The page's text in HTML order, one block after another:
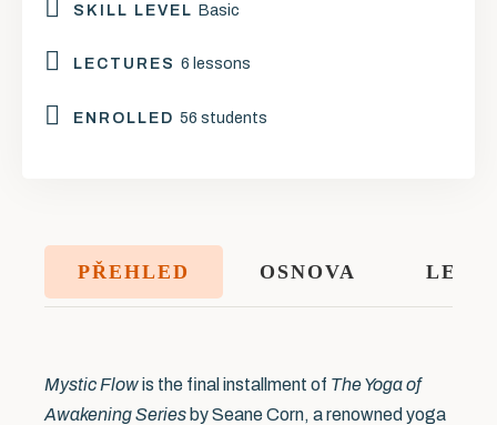
SKILL LEVEL Basic
LECTURES 6 lessons
ENROLLED 56 students
PŘEHLED OSNOVA
Mystic Flowis the final installment of The Yoga of
Awakening Series by Seane Corn, a renowned yoga